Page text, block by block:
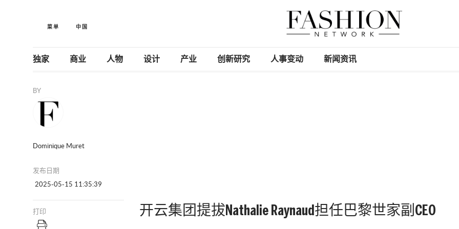
菜单 中国
独家 商业 人物 设计 产业 创新研究 人事变动 新闻资讯
BY
Dominique Muret
发布日期
2025-05-15 11:35:39
打印 开云集团提拔Nathalie Raynaud担任巴黎世家副CEO